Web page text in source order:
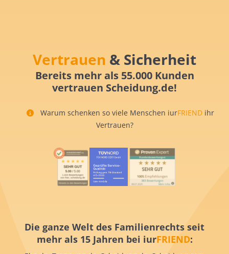
Vertrauen & Sicherheit
Bereits mehr als 55.000 Kunden
vertrauen Scheidung.de!
Warum schenken so viele Menschen iurFRIEND ihr
Vertrauen?
Die ganze Welt des Familienrechts seit
mehr als 15 Jahren bei iurFRIEND: